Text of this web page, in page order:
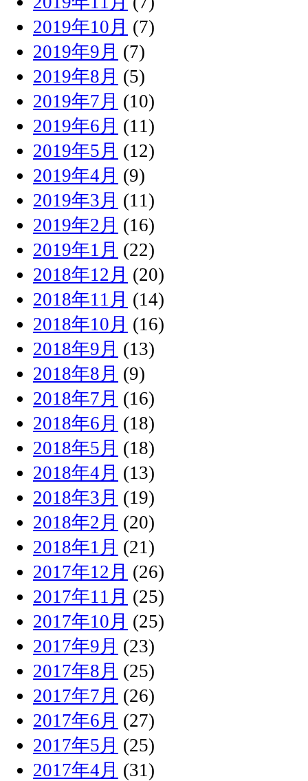
2019年10月 (7)
2019年9月 (7)
2019年8月 (5)
2019年7月 (10)
2019年6月 (11)
2019年5月 (12)
2019年4月 (9)
2019年3月 (11)
2019年2月 (16)
2019年1月 (22)
2018年12月 (20)
2018年11月 (14)
2018年10月 (16)
2018年9月 (13)
2018年8月 (9)
2018年7月 (16)
2018年6月 (18)
2018年5月 (18)
2018年4月 (13)
2018年3月 (19)
2018年2月 (20)
2018年1月 (21)
2017年12月 (26)
2017年11月 (25)
2017年10月 (25)
2017年9月 (23)
2017年8月 (25)
2017年7月 (26)
2017年6月 (27)
2017年5月 (25)
2017年4月 (31)